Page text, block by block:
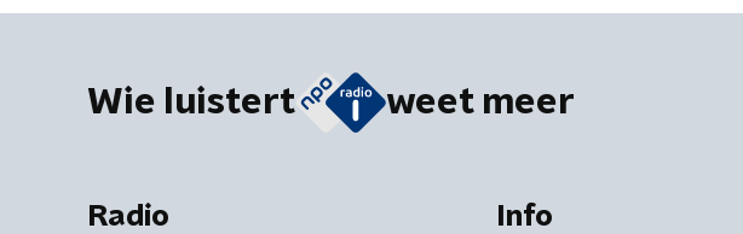
Wie luistert weet meer
Radio Info